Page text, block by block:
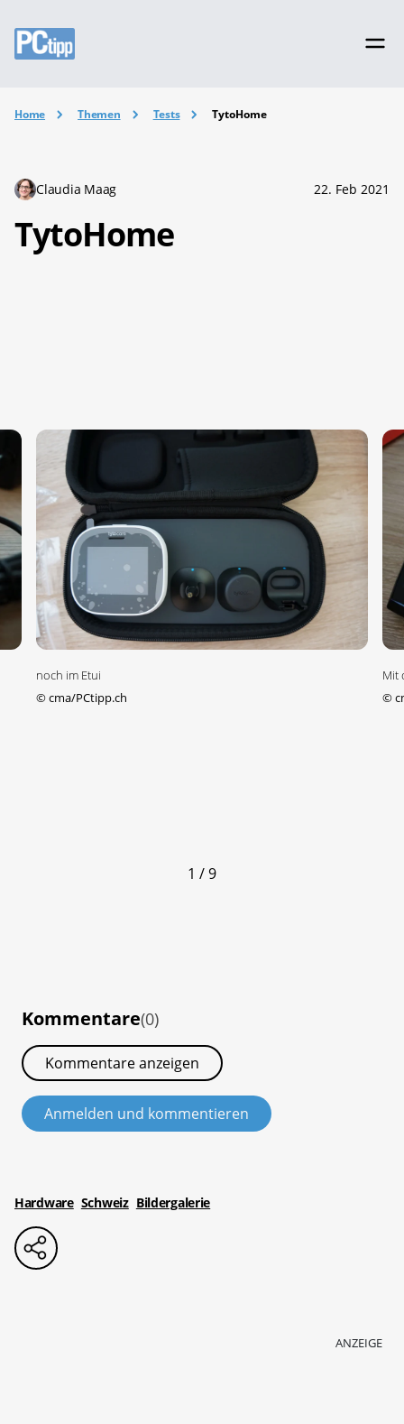
Home Themen Tests TytoHome
Claudia Maag 22. Feb 2021
TytoHome
noch im Etui
©cma/PCtipp.ch
Mit
©
1 / 9
Kommentare(0)
Kommentare anzeigen
Anmelden und kommentieren
Hardware Schweiz Bildergalerie
ANZEIGE